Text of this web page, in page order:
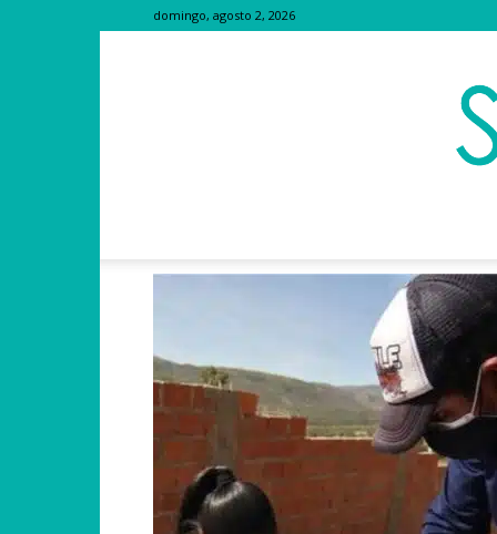
domingo, agosto 2, 2026